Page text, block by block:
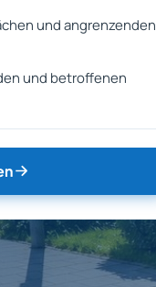
und angrenzenden
und betroffenen